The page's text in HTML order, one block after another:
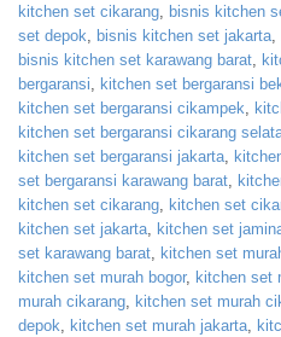
kitchen set cikarang, bisnis kitchen
set depok, bisnis kitchen set jakarta,
bisnis kitchen set karawang barat,
bergaransi, kitchen set bergaransi
kitchen set bergaransi cikampek,
kitchen set bergaransi cikarang
kitchen set bergaransi jakarta,
set bergaransi karawang barat,
kitchen set cikarang, kitchen set
kitchen set jakarta, kitchen set
set karawang barat, kitchen set
kitchen set murah bogor, kitchen set
murah cikarang, kitchen set murah
depok, kitchen set murah jakarta,